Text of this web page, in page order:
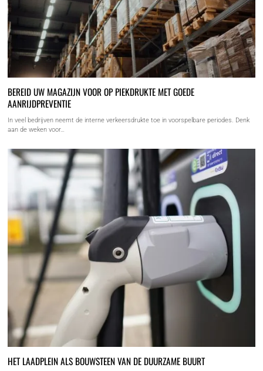
BEREID UW MAGAZIJN VOOR OP PIEKDRUKTE MET GOEDE
AANRIJDPREVENTIE
In veel bedrijven neemt de interne verkeersdrukte toe in voorspelbare periodes. Denk
aan de weken voor…
HET LAADPLEIN ALS BOUWSTEEN VAN DE DUURZAME BUURT